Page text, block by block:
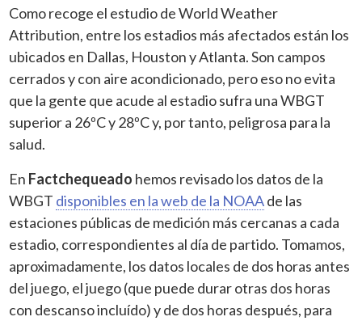
Como recoge el estudio de World Weather
Attribution, entre los estadios más afectados están los
ubicados en Dallas, Houston y Atlanta. Son campos
cerrados y con aire acondicionado, pero eso no evita
que la gente que acude al estadio sufra una WBGT
superior a 26ºC y 28ºC y, por tanto, peligrosa para la
salud.
En Factchequeado hemos revisado los datos de la
WBGT disponibles en la web de la NOAAde las
estaciones públicas de medición más cercanas a cada
estadio, correspondientes al día de partido. Tomamos,
aproximadamente, los datos locales de dos horas antes
del juego, el juego (que puede durar otras dos horas
con descanso incluído) y de dos horas después, para